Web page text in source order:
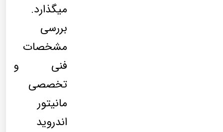
میگذارد.
بررسی
مشخصات
فنی و
تخصصی
مانیتور
اندروید